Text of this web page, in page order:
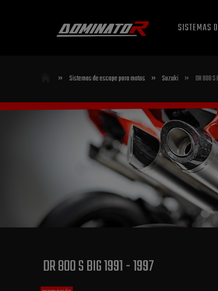
SISTEMAS
» Sistemas de escape para motos » Suzuki » DR 800 S
DR 800 S BIG 1991 - 1997